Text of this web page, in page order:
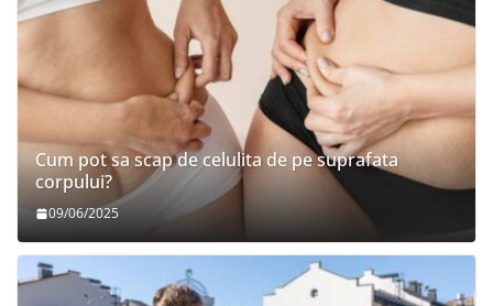
Cum pot sa scap de celulita de pe suprafata
corpului?
09/06/2025